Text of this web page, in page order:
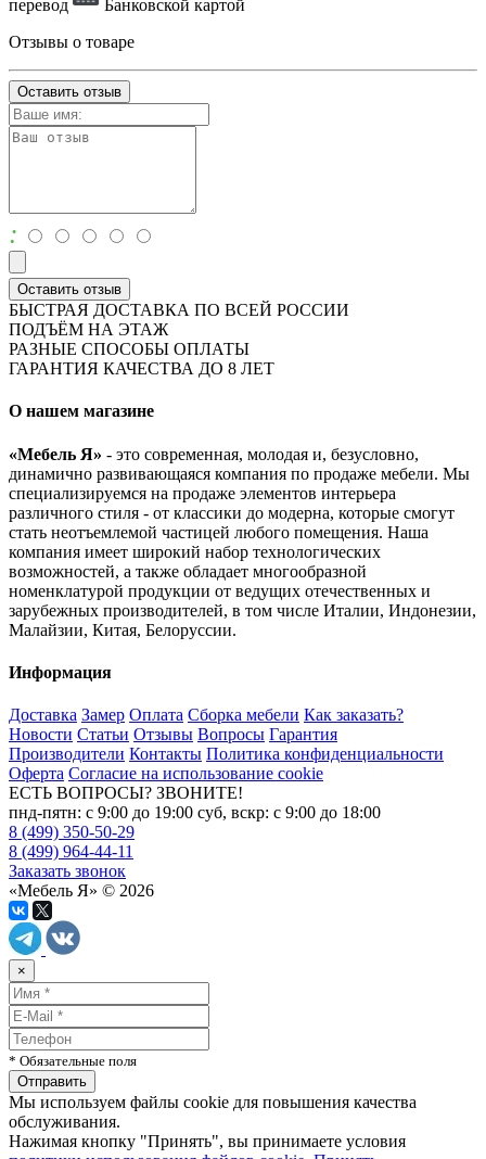
перевод
Банковской картой
Отзывы о товаре
Оставить отзыв
:
Оставить отзыв
БЫСТРАЯ ДОСТАВКА ПО ВСЕЙ РОССИИ
ПОДЪЁМ НА ЭТАЖ
РАЗНЫЕ СПОСОБЫ ОПЛАТЫ
ГАРАНТИЯ КАЧЕСТВА ДО 8 ЛЕТ
О нашем магазине
«Мебель Я» - это современная, молодая и, безусловно,
динамично развивающаяся компания по продаже мебели. Мы
специализируемся на продаже элементов интерьера
различного стиля - от классики до модерна, которые смогут
стать неотъемлемой частицей любого помещения. Наша
компания имеет широкий набор технологических
возможностей, а также обладает многообразной
номенклатурой продукции от ведущих отечественных и
зарубежных производителей, в том числе Италии, Индонезии,
Малайзии, Китая, Белоруссии.
Информация
Доставка Замер Оплата Сборка мебели Как заказать?
Новости Статьи Отзывы Вопросы Гарантия
Производители Контакты Политика конфиденциальности
Оферта Согласие на использование cookie
ЕСТЬ ВОПРОСЫ? ЗВОНИТЕ!
пнд-пятн: с 9:00 до 19:00 суб, вскр: с 9:00 до 18:00
8 (499) 350-50-29
8 (499) 964-44-11
Заказать звонок
«Мебель Я» © 2026
×
* Обязательные поля
Мы используем файлы cookie для повышения качества
обслуживания.
Нажимая кнопку "Принять", вы принимаете условия